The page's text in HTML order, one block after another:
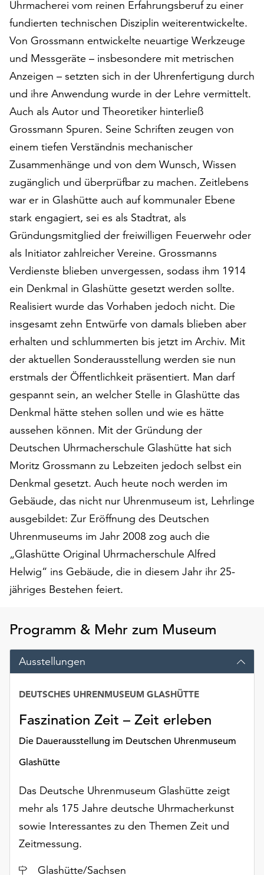
ohne
Ihr
Einverständnis
weiterhin
ausgeführt.
Möchten
die
verwendeten
Cookies
anpassen,
erreichen
Sie
die
Einstellungen
über
die
Schaltfläche
„Auswählen“.
Weitere
Informationen
Sie
in
unserer
Datenschutzerklärung
oder
dem
Impressum
Uhrmacherei vom reinen Erfahrungsberuf zu einer
fundierten technischen Disziplin weiterentwickelte.
Von Grossmann entwickelte neuartige Werkzeuge
und Messgeräte – insbesondere mit metrischen
Anzeigen – setzten sich in der Uhrenfertigung durch
und ihre Anwendung wurde in der Lehre vermittelt.
Auch als Autor und Theoretiker hinterließ
Grossmann Spuren. Seine Schriften zeugen von
einem tiefen Verständnis mechanischer
Zusammenhänge und von dem Wunsch, Wissen
zugänglich und überprüfbar zu machen. Zeitlebens
war er in Glashütte auch auf kommunaler Ebene
stark engagiert, sei es als Stadtrat, als
Gründungsmitglied der freiwilligen Feuerwehr oder
als Initiator zahlreicher Vereine. Grossmanns
Verdienste blieben unvergessen, sodass ihm 1914
ein Denkmal in Glashütte gesetzt werden sollte.
Realisiert wurde das Vorhaben jedoch nicht. Die
insgesamt zehn Entwürfe von damals blieben aber
erhalten und schlummerten bis jetzt im Archiv. Mit
der aktuellen Sonderausstellung werden sie nun
erstmals der Öffentlichkeit präsentiert. Man darf
gespannt sein, an welcher Stelle in Glashütte das
Denkmal hätte stehen sollen und wie es hätte
aussehen können. Mit der Gründung der
Deutschen Uhrmacherschule Glashütte hat sich
Moritz Grossmann zu Lebzeiten jedoch selbst ein
Denkmal gesetzt. Auch heute noch werden im
Gebäude, das nicht nur Uhrenmuseum ist, Lehrlinge
ausgebildet: Zur Eröffnung des Deutschen
Uhrenmuseums im Jahr 2008 zog auch die
„Glashütte Original Uhrmacherschule Alfred
Helwig“ ins Gebäude, die in diesem Jahr ihr 25-
jähriges Bestehen feiert.
Programm & Mehr zum Museum
Ausstellungen
Faszination Zeit – Zeit erleben
Die Dauerausstellung im Deutschen Uhrenmuseum
Glashütte
DEUTSCHES UHRENMUSEUM GLASHÜTTE
Das Deutsche Uhrenmuseum Glashütte zeigt
mehr als 175 Jahre deutsche Uhrmacherkunst
sowie Interessantes zu den Themen Zeit und
Zeitmessung.
Ort
Glashütte/Sachsen
Datum